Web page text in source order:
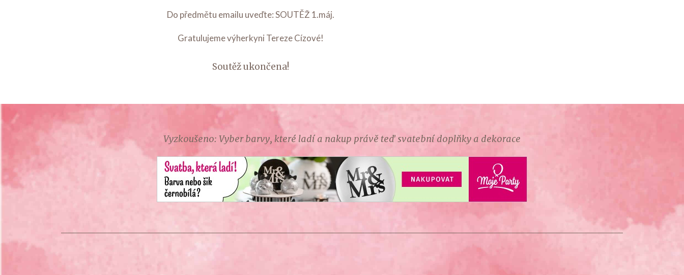
Do předmětu emailu uveďte: SOUTĚŽ 1.máj.
Gratulujeme výherkyni Tereze Cízové!
Soutěž ukončena!
Vyzkoušeno: Vyber barvy, které ladí a nakup právě teď svatební doplňky a dekorace